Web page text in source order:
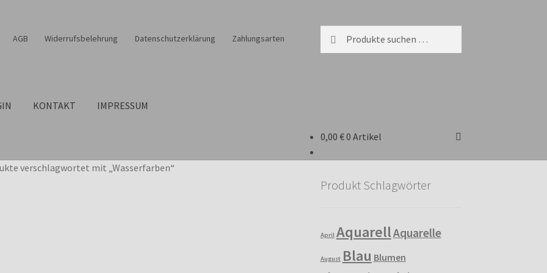
AGB Widerrufsbelehrung Datenschutzerklärung Zahlungsarten
nach:
KONTAKT IMPRESSUM
0,00 €0 Artikel
verschlagwortet mit „Wasserfarben“
Produkt Schlagwörter
April AquarellAquarelle
August Blau Blumen